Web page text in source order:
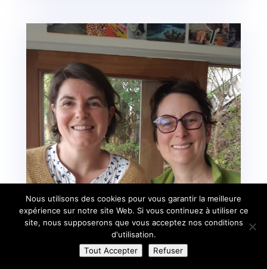
Nous utilisons des cookies pour vous garantir la meilleure
expérience sur notre site Web. Si vous continuez à utiliser ce
site, nous supposerons que vous acceptez nos conditions
d'utilisation.
Tout Accepter
Refuser